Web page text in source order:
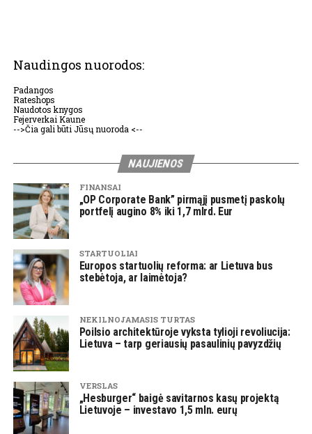
Naudingos nuorodos:
Padangos
Rateshops
Naudotos knygos
Fejerverkai Kaune
-->Čia gali būti Jūsų nuoroda <--
NAUJIENOS
FINANSAI
„OP Corporate Bank” pirmąjį pusmetį paskolų
portfelį augino 8% iki 1,7 mlrd. Eur
STARTUOLIAI
Europos startuolių reforma: ar Lietuva bus
stebėtoja, ar laimėtoja?
NEKILNOJAMASIS TURTAS
Poilsio architektūroje vyksta tylioji revoliucija:
Lietuva – tarp geriausių pasaulinių pavyzdžių
VERSLAS
„Hesburger“ baigė savitarnos kasų projektą
Lietuvoje – investavo 1,5 mln. eurų